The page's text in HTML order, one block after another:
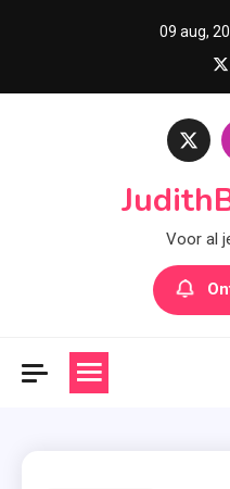
09 aug,
Voor al